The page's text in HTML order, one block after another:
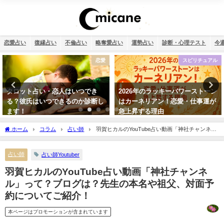
恋愛占い 復縁占い 不倫占い 略奪愛占い 運勢占い 診断・心理テスト 今
スピリチュアル
2026年のラッキーパワーストーン
はカーネリアン！恋愛・仕事運が
急上昇する理由
干支占い
干支占い2026年（令和8年）【十
二支＋60種類（60干支）の運勢・
性格・相性を無料紹介】
ホーム コラム 占い師
羽賀ヒカルのYouTube占い動画「神社チャンネ
ル」って？ブログは？先生の本名や祖父、対面予約についてご紹介！
占い師 占い師Youtuber
羽賀ヒカルのYouTube占い動画「神社チャンネ
ル」って？ブログは？先生の本名や祖父、対面予
約についてご紹介！
本ページはプロモーションが含まれています